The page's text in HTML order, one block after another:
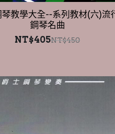
鋼琴名曲
NT$405NT$450